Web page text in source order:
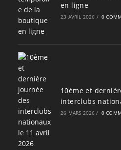
en ligne
23 AVRIL 2026 / 0
10ème et
interclubs
26 MARS 2026 / 0